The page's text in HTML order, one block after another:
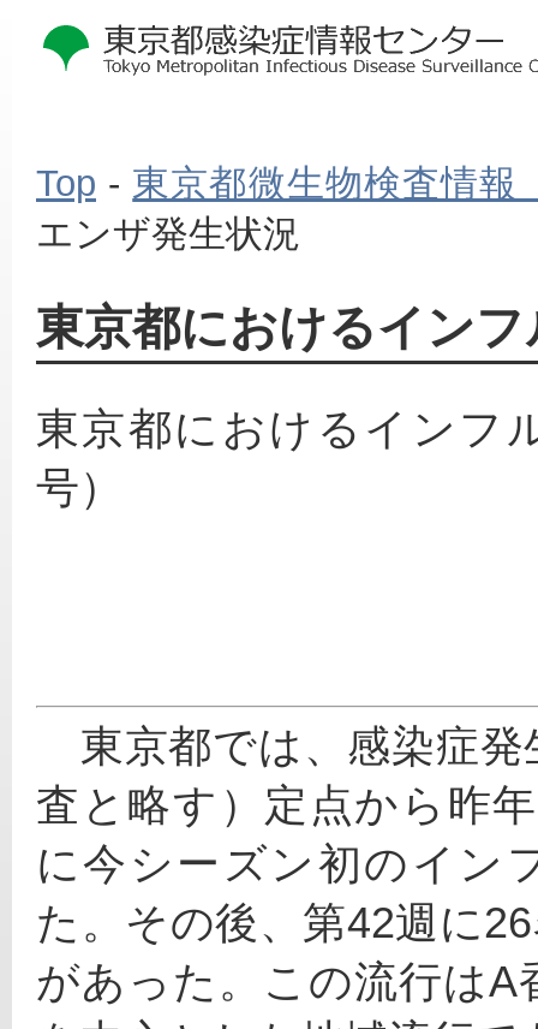
Top - 東京都微生物検査情報
エンザ発生状況
東京都におけるイン
東京都におけるインフ
号）
東京都では、感染症発
査と略す）定点から昨
に今シーズン初のイン
た。その後、第42週に
があった。この流行はA